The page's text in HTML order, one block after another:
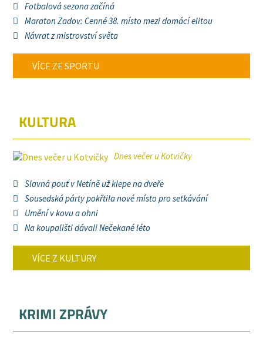
Fotbalová sezona začíná
Maraton Zadov: Cenné 38. místo mezi domácí elitou
Návrat z mistrovství světa
VÍCE ZE SPORTU
KULTURA
Dnes večer u Kotvičky
Slavná pouť v Netíně už klepe na dveře
Sousedská párty pokřtila nové místo pro setkávání
Umění v kovu a ohni
Na koupališti dávali Nečekané léto
VÍCE Z KULTURY
KRIMI ZPRÁVY